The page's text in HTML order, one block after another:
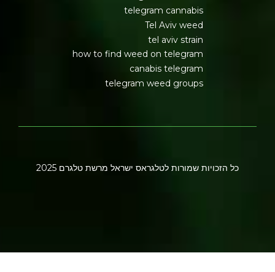
telegram cannabis
Tel Aviv weed
tel aviv strain
how to find weed on telegram
canabis telegram
telegram weed groups
כל הזכויות שמורות לטלגראס ישראל מרשת טלגרם 2025